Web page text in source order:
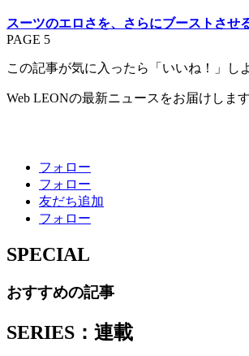
スーツのエロさを、さらにブーストさせ
PAGE 5
この記事が気に入ったら「いいね！」し
Web LEONの最新ニュースをお届けします
フォロー
フォロー
友だち追加
フォロー
SPECIAL
おすすめの記事
SERIES：連載